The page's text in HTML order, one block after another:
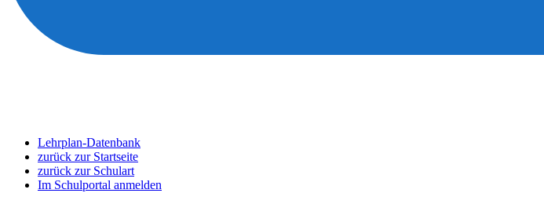
Lehrplan-Datenbank
zurück zur Startseite
zurück zur Schulart
Im Schulportal anmelden